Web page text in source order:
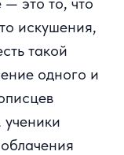
искушения,
такой
одного и